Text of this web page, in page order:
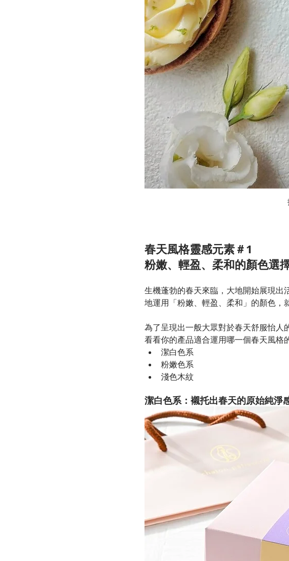
春天風格靈感元素＃1
粉嫩、輕盈、柔和的顏色選
生機蓬勃的春天來臨，大地開始展現出
地運用「粉嫩、輕盈、柔和」的顏色，
為了呈現出一般大眾對於春天舒服怡人
看看你的產品適合運用哪一個春天風格
潔白色系
粉嫩色系
淺色木紋
潔白色系：襯托出春天的原始純淨